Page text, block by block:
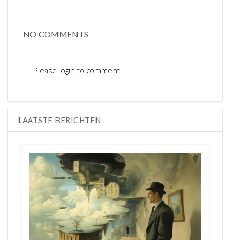
NO COMMENTS
Please login to comment
LAATSTE BERICHTEN